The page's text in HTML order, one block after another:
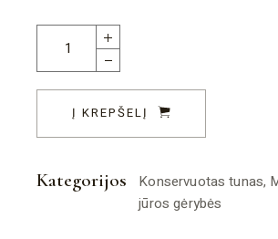
Baltasis tunas alyvuogių aliejuje 440g
Į KREPŠELĮ
Kategorijos Konservuotas tunas,
jūros gėrybės